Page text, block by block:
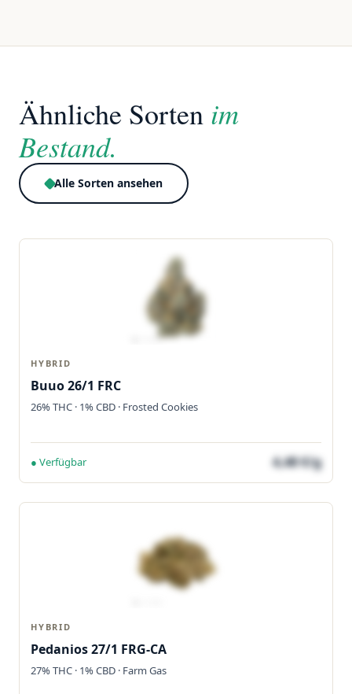
Ähnliche Sorten im
Bestand.
Alle Sorten ansehen
HYBRID
Buuo 26/1 FRC
26% THC · 1% CBD · Frosted Cookies
● Verfügbar 4,48 €/g
HYBRID
Pedanios 27/1 FRG-CA
27% THC · 1% CBD · Farm Gas